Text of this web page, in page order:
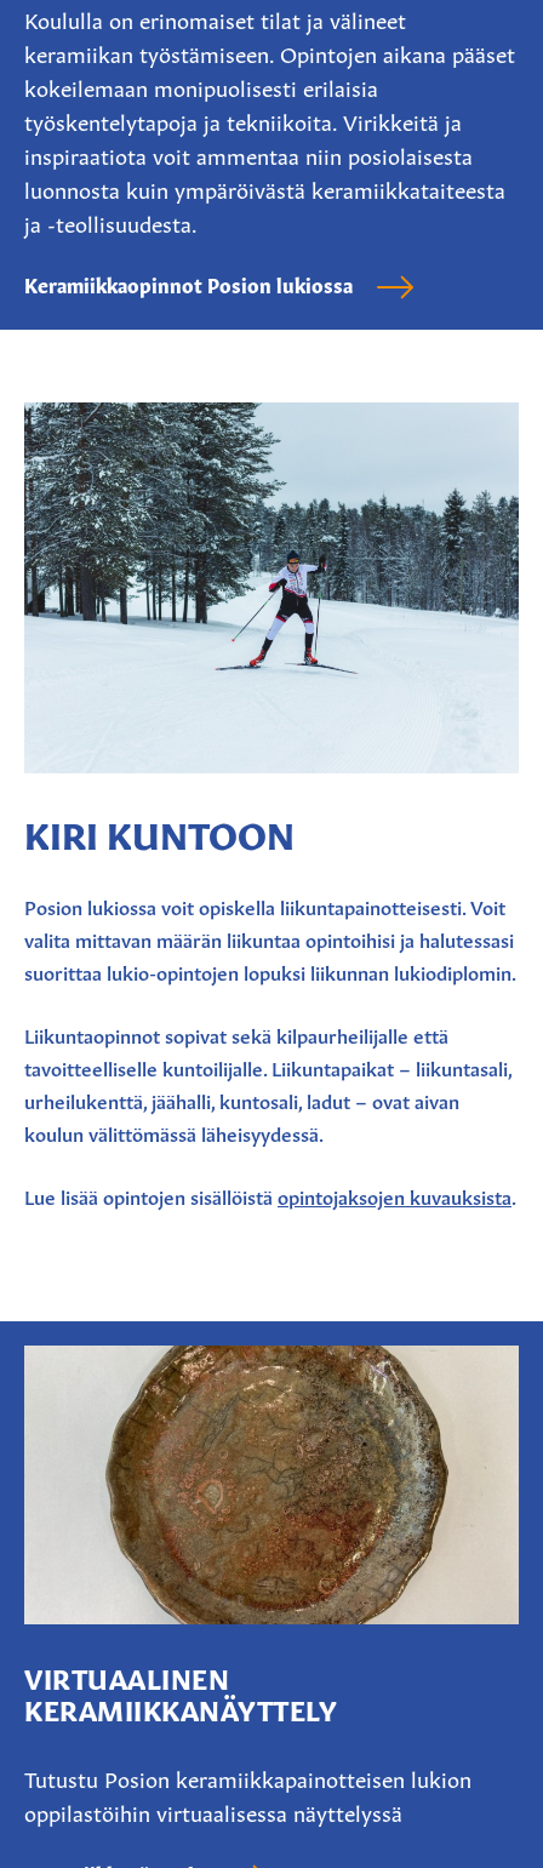
Koululla on erinomaiset tilat ja välineet
keramiikan työstämiseen. Opintojen aikana pääset
kokeilemaan monipuolisesti erilaisia
työskentelytapoja ja tekniikoita. Virikkeitä ja
inspiraatiota voit ammentaa niin posiolaisesta
luonnosta kuin ympäröivästä keramiikkataiteesta
ja -teollisuudesta.
Keramiikkaopinnot Posion lukiossa
KIRI KUNTOON
Posion lukiossa voit opiskella liikuntapainotteisesti. Voit
valita mittavan määrän liikuntaa opintoihisi ja halutessasi
suorittaa lukio-opintojen lopuksi liikunnan lukiodiplomin.
Liikuntaopinnot sopivat sekä kilpaurheilijalle että
tavoitteelliselle kuntoilijalle. Liikuntapaikat – liikuntasali,
urheilukenttä, jäähalli, kuntosali, ladut – ovat aivan
koulun välittömässä läheisyydessä.
Lue lisää opintojen sisällöistä opintojaksojen kuvauksista
VIRTUAALINEN
KERAMIIKKANÄYTTELY
Tutustu Posion keramiikkapainotteisen lukion
oppilastöihin virtuaalisessa näyttelyssä